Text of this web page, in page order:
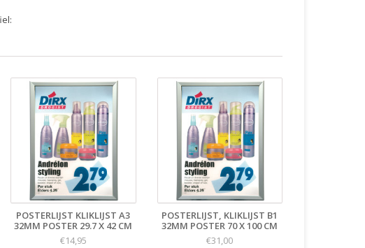
POSTERLIJST KLIKLIJST A3
32MM POSTER 29.7 X 42 CM
€14,95
POSTERLIJST, KLIKLIJST B1
32MM POSTER 70 X 100 CM
€31,00